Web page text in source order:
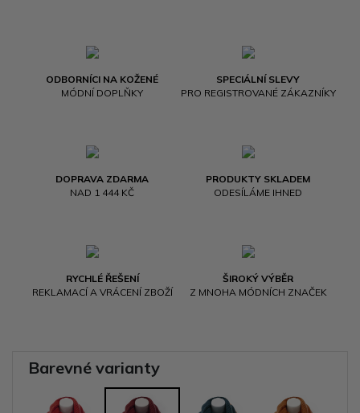
ODBORNÍCI NA KOŽENÉ
MÓDNÍ DOPLŇKY
SPECIÁLNÍ SLEVY
PRO REGISTROVANÉ ZÁKAZNÍKY
DOPRAVA ZDARMA
NAD 1 444 KČ
PRODUKTY SKLADEM
ODESÍLÁME IHNED
RYCHLÉ ŘEŠENÍ
REKLAMACÍ A VRÁCENÍ ZBOŽÍ
ŠIROKÝ VÝBĚR
Z MNOHA MÓDNÍCH ZNAČEK
Barevné varianty